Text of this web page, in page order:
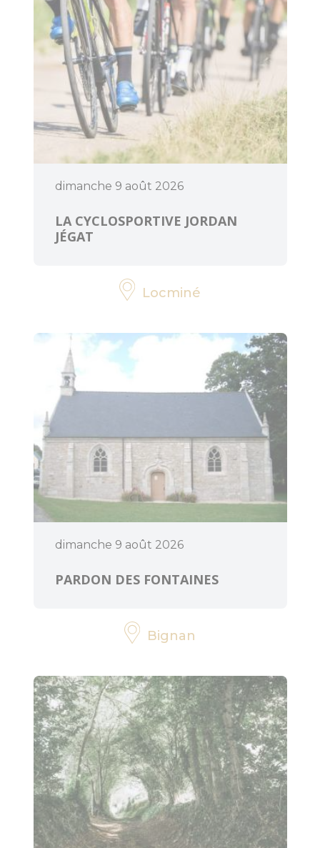
Pratique Agenda
dimanche 9 août 2026
LA CYCLOSPORTIVE JORDAN
JÉGAT
Locminé
dimanche 9 août 2026
PARDON DES FONTAINES
Bignan